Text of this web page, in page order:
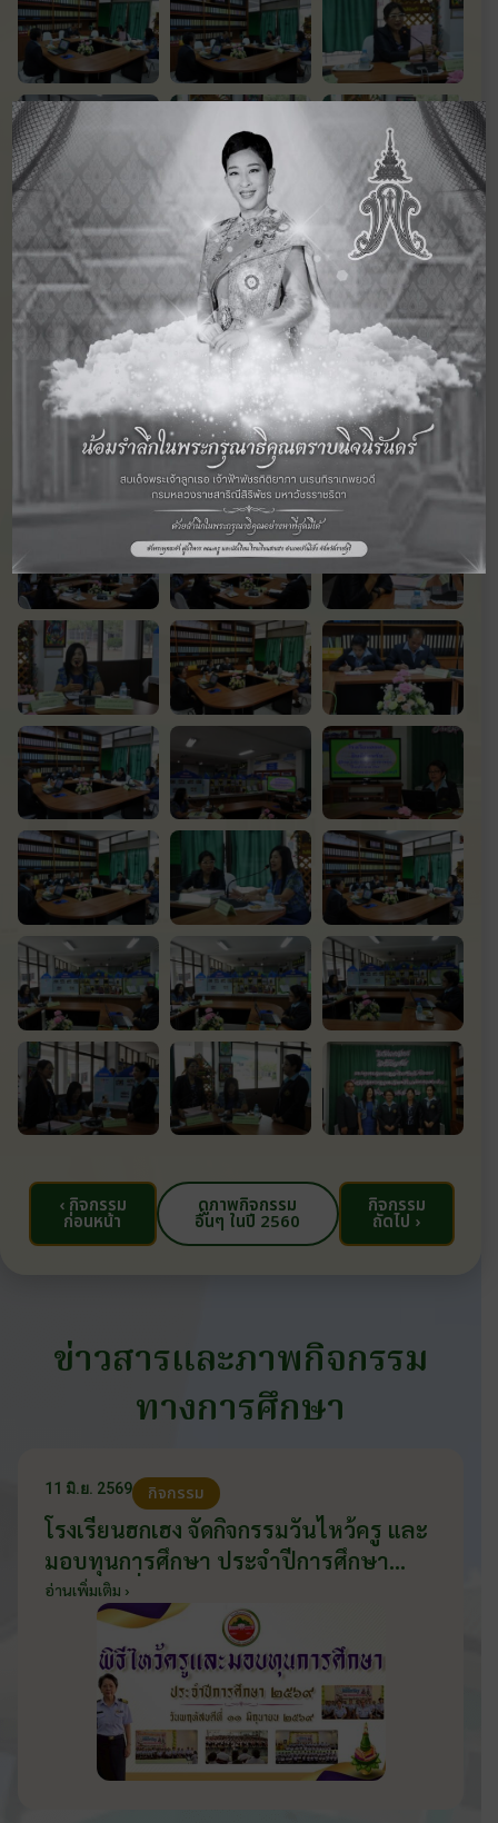
‹ กิจกรรม
ก่อนหน้า
ดูภาพกิจกรรม
อื่นๆ ในปี 2560
กิจกรรม
ถัดไป ›
ข่าวสารและภาพกิจกรรม
ทางการศึกษา
11 มิ.ย. 2569 กิจกรรม
โรงเรียนฮกเฮง จัดกิจกรรมวันไหว้ครู และ
มอบทุนการศึกษา ประจำปีการศึกษา
2569 วันที่ 11 มิถุนายน 2569
อ่านเพิ่มเติม ›